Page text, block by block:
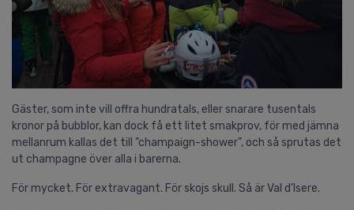
Gäster, som inte vill offra hundratals, eller snarare tusentals
kronor på bubblor, kan dock få ett litet smakprov, för med jämna
mellanrum kallas det till ”champaign-shower”, och så sprutas det
ut champagne över alla i barerna.
För mycket. För extravagant. För skojs skull. Så är Val d’Isere.